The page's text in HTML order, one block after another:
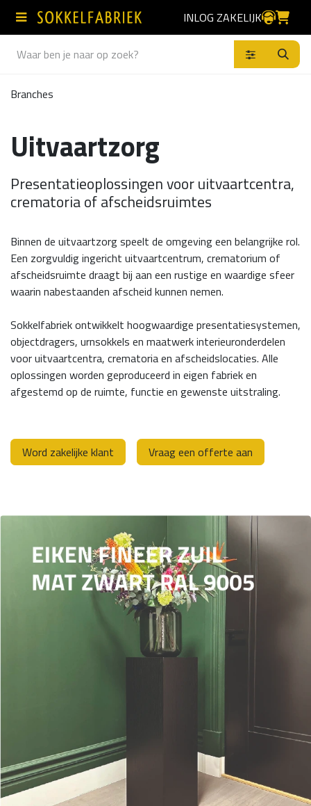
Overslaan naar inhoud
INLOG ZAKELIJK
Producten
Branches
Uitvaartzorg
Presentatieoplossingen voor uitvaartcentra,
crematoria of afscheidsruimtes
Binnen de uitvaartzorg speelt de omgeving een belangrijke rol.
Een zorgvuldig ingericht uitvaartcentrum, crematorium of
afscheidsruimte draagt bij aan een rustige en waardige sfeer
waarin nabestaanden afscheid kunnen nemen.
Sokkelfabriek ontwikkelt hoogwaardige presentatiesystemen,
objectdragers, urnsokkels en maatwerk interieuronderdelen
voor uitvaartcentra, crematoria en afscheidslocaties. Alle
oplossingen worden geproduceerd in eigen fabriek en
afgestemd op de ruimte, functie en gewenste uitstraling.
Word zakelijke klant Vraag een offerte aan